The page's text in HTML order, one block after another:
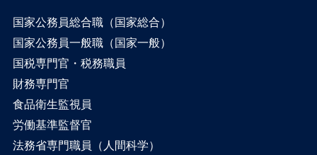
国家公務員総合職（国家総合）
国家公務員一般職（国家一般）
国税専門官・税務職員
財務専門官
食品衛生監視員
労働基準監督官
法務省専門職員（人間科学）